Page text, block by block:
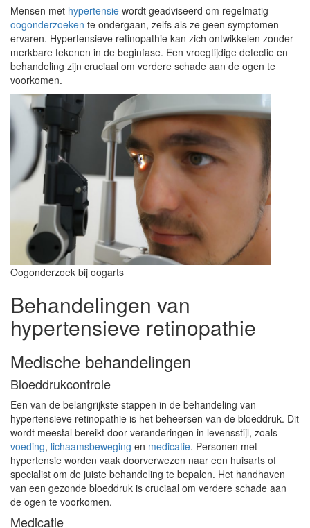
Mensen met hypertensie wordt geadviseerd om regelmatig
oogonderzoeken te ondergaan, zelfs als ze geen symptomen
ervaren. Hypertensieve retinopathie kan zich ontwikkelen zonder
merkbare tekenen in de beginfase. Een vroegtijdige detectie en
behandeling zijn cruciaal om verdere schade aan de ogen te
voorkomen.
Oogonderzoek bij oogarts
Behandelingen van
hypertensieve retinopathie
Medische behandelingen
Bloeddrukcontrole
Een van de belangrijkste stappen in de behandeling van
hypertensieve retinopathie is het beheersen van de bloeddruk. Dit
wordt meestal bereikt door veranderingen in levensstijl, zoals
voeding, lichaamsbeweging en medicatie. Personen met
hypertensie worden vaak doorverwezen naar een huisarts of
specialist om de juiste behandeling te bepalen. Het handhaven
van een gezonde bloeddruk is cruciaal om verdere schade aan
de ogen te voorkomen.
Medicatie